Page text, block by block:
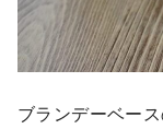
ブランデーベー